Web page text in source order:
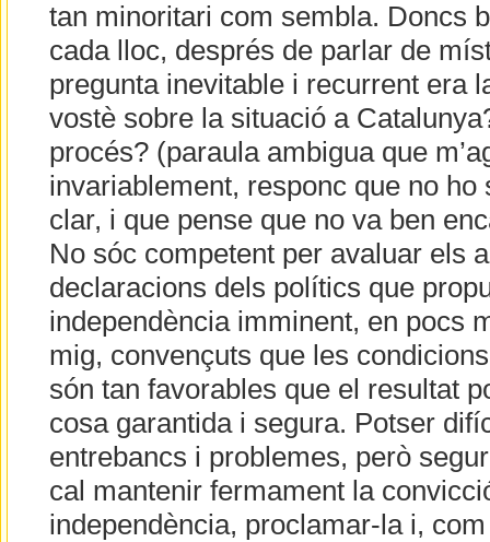
tan minoritari com sembla. Doncs
cada lloc, després de parlar de
pregunta inevitable i recurrent era
vostè sobre la situació a
procés? (paraula ambigua que
invariablement, responc que no ho
clar, i que pense que no va ben
No sóc competent per avaluar els
declaracions dels polítics que
independència imminent, en pocs
mig, convençuts que les
són tan favorables que el resultat
cosa garantida i segura. Potser
entrebancs i problemes, però
cal mantenir fermament la
independència, proclamar-la i,